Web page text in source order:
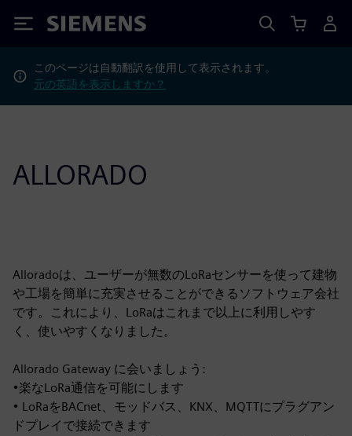
Siemens
このページは自動翻訳を使用して表示されます。
元の英語を表示しますか？
ALLORADO
Alloradoは、ユーザーが無数のLoRaセンサーを使って建物
や工場を簡単に充実させることができるソフトウェア会社
です。これにより、LoRaはこれまで以上に利用しやす
く、使いやすくなりました。
Allorado Gateway に会いましょう:
•楽なLoRa通信を可能にします
• LoRaをBACnet、モッドバス、KNX、MQTTにプラグアン
ドプレイで接続できます